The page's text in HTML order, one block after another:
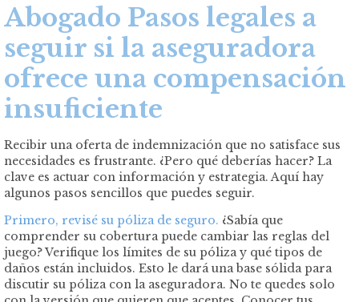
Abogado Pasos legales a
seguir si la aseguradora
ofrece una compensación
insuficiente
Recibir una oferta de indemnización que no satisface sus
necesidades es frustrante. ¿Pero qué deberías hacer? La
clave es actuar con información y estrategia. Aquí hay
algunos pasos sencillos que puedes seguir.
Primero, revisé su póliza de seguro. ¿Sabía que
comprender su cobertura puede cambiar las reglas del
juego? Verifique los límites de su póliza y qué tipos de
daños están incluidos. Esto le dará una base sólida para
discutir su póliza con la aseguradora. No te quedes solo